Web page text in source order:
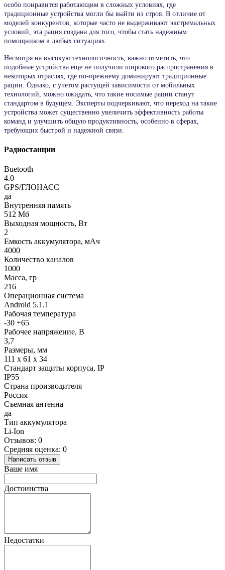
особо понравится работающим в сложных условиях, где
традиционные устройства могли бы выйти из строя. В отличие от
моделей конкурентов, которые часто не выдерживают экстремальных
условий, эта рация создана для того, чтобы стать надежным
помощником в любых ситуациях.
Несмотря на высокую технологичность, важно отметить, что
подобные устройства еще не получили широкого распространения в
некоторых отраслях, где по-прежнему доминируют традиционные
рации. Однако, с учетом растущей зависимости от мобильных
технологий, можно ожидать, что такие носимые рации станут
стандартом в будущем. Эксперты подчеркивают, что переход на такие
устройства может существенно увеличить эффективность работы
команд и улучшить общую продуктивность, особенно в сферах,
требующих быстрой и надежной связи.
Радиостанции
Buetooth
4.0
GPS/ГЛОНАСС
да
Внутренняя память
512 Мб
Выходная мощность, Вт
2
Емкость аккумулятора, мАч
4000
Количество каналов
1000
Масса, гр
216
Операционная система
Android 5.1.1
Рабочая температура
-30 +65
Рабочее напряжение, В
3,7
Размеры, мм
111 х 61 х 34
Стандарт защиты корпуса, IP
IP55
Страна производителя
Россия
Съемная антенна
да
Тип аккумулятора
Li-Ion
Отзывов: 0
Средняя оценка: 0
Написать отзыв
Ваше имя
Достоинства
Недостатки